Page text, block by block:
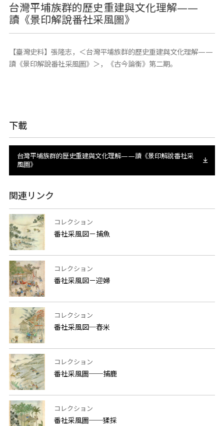
台灣平埔族群的歷史重建與文化理解——
讀《景印解說番社采風圖》
【臺灣史料】張隆志，＜台灣平埔族群的歷史重建與文化理解——
讀《景印解說番社采風圖》＞，《古今論衡》第二期。
下載
台灣平埔族群的歷史重建與文化理解——讀《景印解說番社采
風圖》
関連リンク
コレクション
番社采風図－捕魚
コレクション
番社采風図－迎婦
コレクション
番社采風図─舂米
コレクション
番社采風圖──捕鹿
コレクション
番社采風圖──猱採